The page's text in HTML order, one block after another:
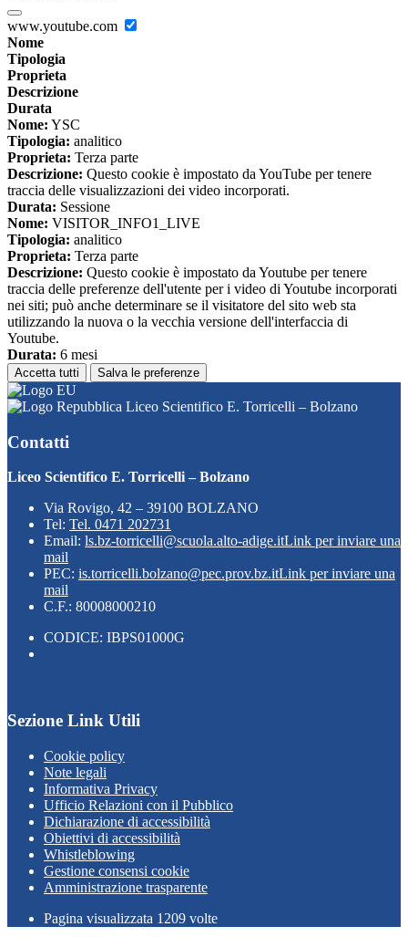
www.youtube.com
Nome
Tipologia
Proprieta
Descrizione
Durata
Nome: YSC
Tipologia: analitico
Proprieta: Terza parte
Descrizione: Questo cookie è impostato da YouTube per tenere
traccia delle visualizzazioni dei video incorporati.
Durata: Sessione
Nome: VISITOR_INFO1_LIVE
Tipologia: analitico
Proprieta: Terza parte
Descrizione: Questo cookie è impostato da Youtube per tenere
traccia delle preferenze dell'utente per i video di Youtube incorporati
nei siti; può anche determinare se il visitatore del sito web sta
utilizzando la nuova o la vecchia versione dell'interfaccia di
Youtube.
Durata: 6 mesi
Accetta tutti Salva le preferenze
Liceo Scientifico E. Torricelli – Bolzano
Contatti
Liceo Scientifico E. Torricelli – Bolzano
Via Rovigo, 42 – 39100 BOLZANO
Tel: Tel. 0471 202731
Email: ls.bz-torricelli@scuola.alto-adige.itLink per inviare una
mail
PEC: is.torricelli.bolzano@pec.prov.bz.itLink per inviare una
mail
C.F.: 80008000210
CODICE: IBPS01000G
Sezione Link Utili
Cookie policy
Note legali
Informativa Privacy
Ufficio Relazioni con il Pubblico
Dichiarazione di accessibilità
Obiettivi di accessibilità
Whistleblowing
Gestione consensi cookie
Amministrazione trasparente
Pagina visualizzata 1209 volte